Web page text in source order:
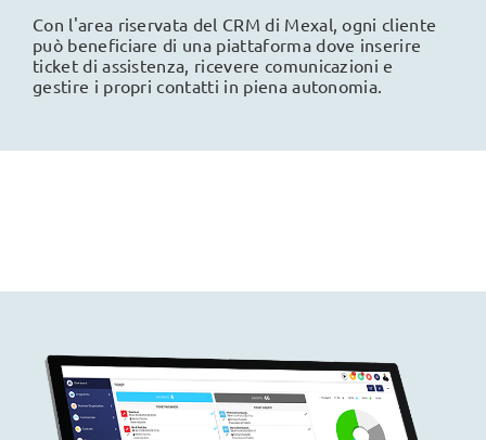
Con l'area riservata del CRM di Mexal, ogni cliente
può beneficiare di una piattaforma dove inserire
ticket di assistenza, ricevere comunicazioni e
gestire i propri contatti in piena autonomia.